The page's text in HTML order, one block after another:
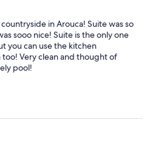
in Arouca! Suite was so
sooo nice! Suite is the only one
you can use the kitchen
Very clean and thought of
pool!